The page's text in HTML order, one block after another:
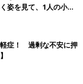
姿を見て、1人の小児
症！ 過剰な不安に押